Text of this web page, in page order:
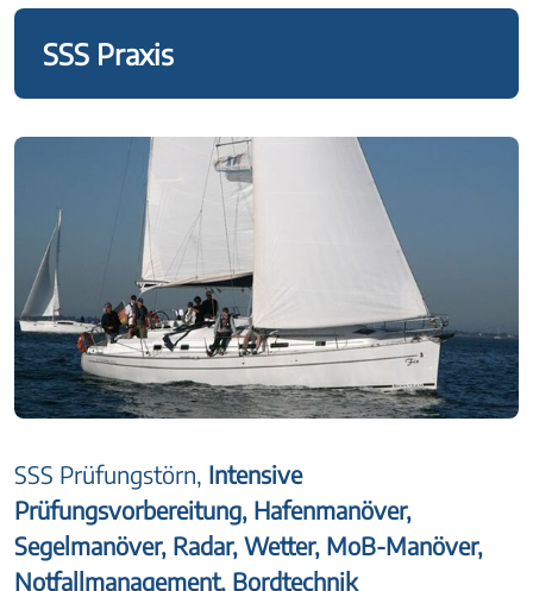
SSS Praxis
SSS Prüfungstörn, Intensive
Prüfungsvorbereitung, Hafenmanöver,
Segelmanöver, Radar, Wetter, MoB-Manöver,
Notfallmanagement, Bordtechnik